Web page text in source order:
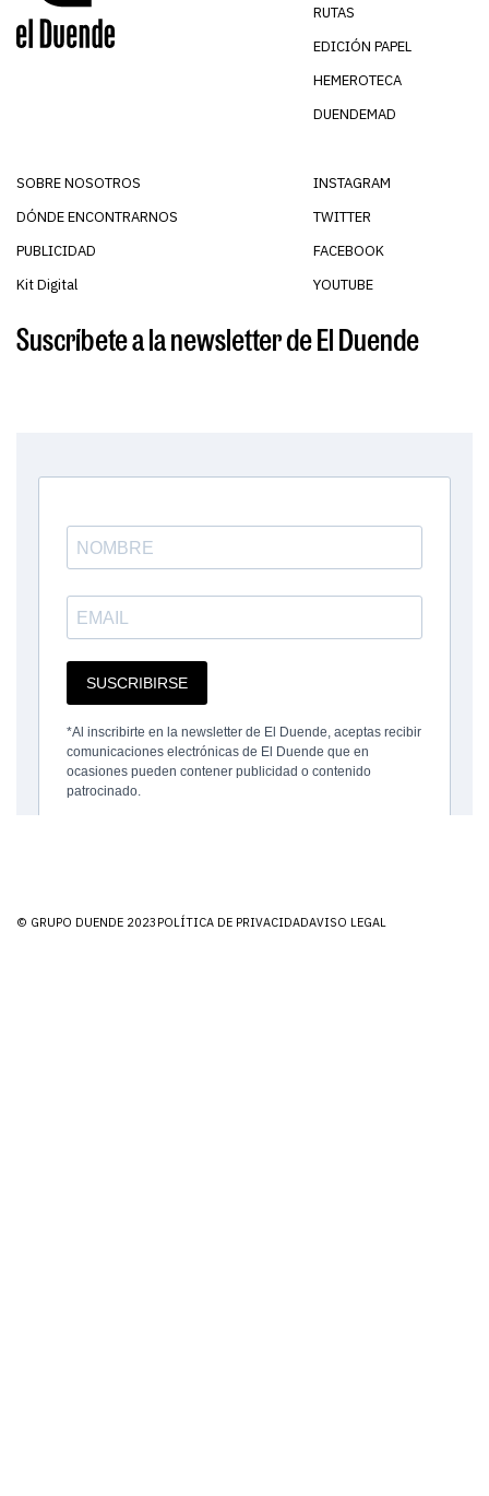
RUTAS
EDICIÓN PAPEL
HEMEROTECA
DUENDEMAD
SOBRE NOSOTROS
DÓNDE ENCONTRARNOS
PUBLICIDAD
Kit Digital
INSTAGRAM
TWITTER
FACEBOOK
YOUTUBE
Suscríbete a la newsletter de El Duende
© GRUPO DUENDE 2023 POLÍTICA DE PRIVACIDADAVISO LEGAL